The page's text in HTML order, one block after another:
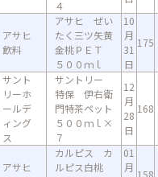
４
アサヒ
飲料
アサヒ ぜい
たく三ツ矢黄
金桃ＰＥＴ
５００ｍｌ
10
月
31
日
175
サント
リーホ
ールデ
ィング
ス
サントリー
特保 伊右衛
門特茶ペット
５００ｍｌ×
７
12
月
28
日
168
アサヒ
カルピス カ
ルピス白桃
01
月
158